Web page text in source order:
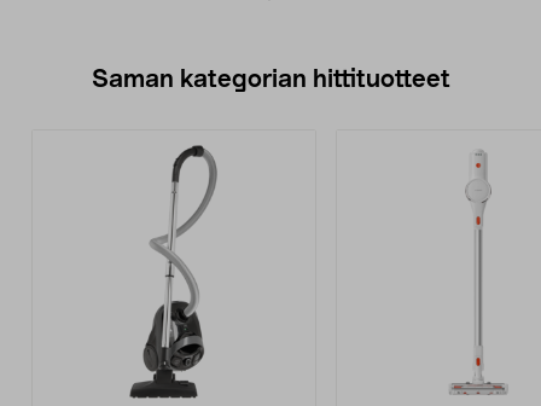
Saman kategorian hittituotteet